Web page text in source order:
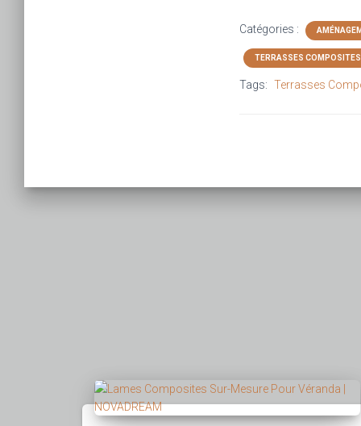
Catégories :
TERRASSES COMPOSITES
Tags: Terrasses